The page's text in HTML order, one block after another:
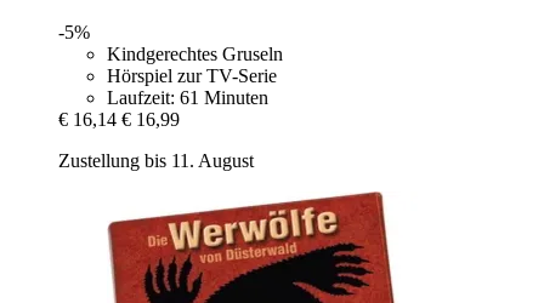
-5%
Kindgerechtes Gruseln
Hörspiel zur TV-Serie
Laufzeit: 61 Minuten
€ 16,14 € 16,99
Zustellung bis 11. August